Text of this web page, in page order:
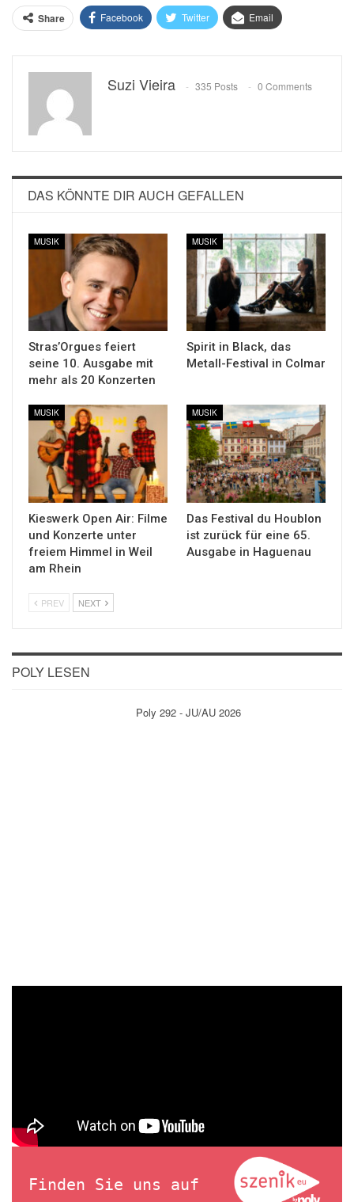
Share Facebook Twitter Email
Suzi Vieira 335 Posts 0 Comments
DAS KÖNNTE DIR AUCH GEFALLEN
MUSIK
Stras’Orgues feiert
seine 10. Ausgabe mit
mehr als 20 Konzerten
MUSIK
Spirit in Black, das
Metall-Festival in Colmar
MUSIK
Kieswerk Open Air: Filme
und Konzerte unter
freiem Himmel in Weil
am Rhein
MUSIK
Das Festival du Houblon
ist zurück für eine 65.
Ausgabe in Haguenau
PREV NEXT
POLY LESEN
Poly 292 - JU/AU 2026
Finden Sie uns auf